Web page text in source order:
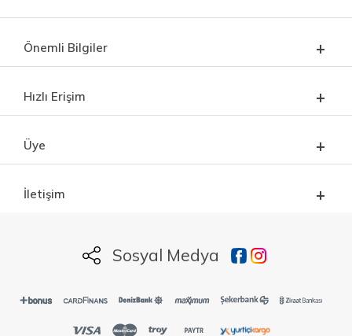
Önemli Bilgiler
Hızlı Erişim
Üye
İletişim
Sosyal Medya